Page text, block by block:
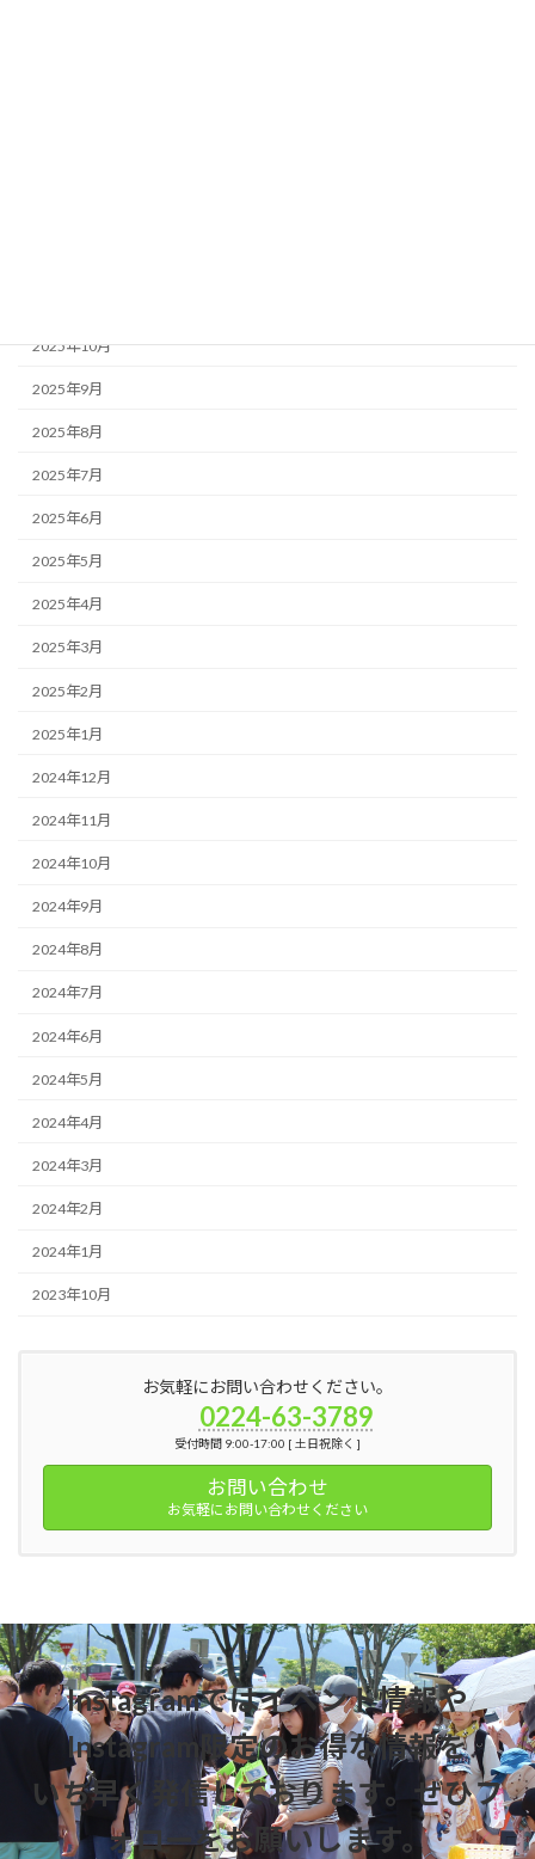
2025年10月
2025年9月
2025年8月
2025年7月
2025年6月
2025年5月
2025年4月
2025年3月
2025年2月
2025年1月
2024年12月
2024年11月
2024年10月
2024年9月
2024年8月
2024年7月
2024年6月
2024年5月
2024年4月
2024年3月
2024年2月
2024年1月
2023年10月
お気軽にお問い合わせください。
0224-63-3789
受付時間 9:00-17:00 [ 土日祝除く ]
お問い合わせ
お気軽にお問い合わせください
Instagramではイベント情報や
Instagram限定のお得な情報を
いち早く発信しております。ぜひフ
ォローをお願いします。